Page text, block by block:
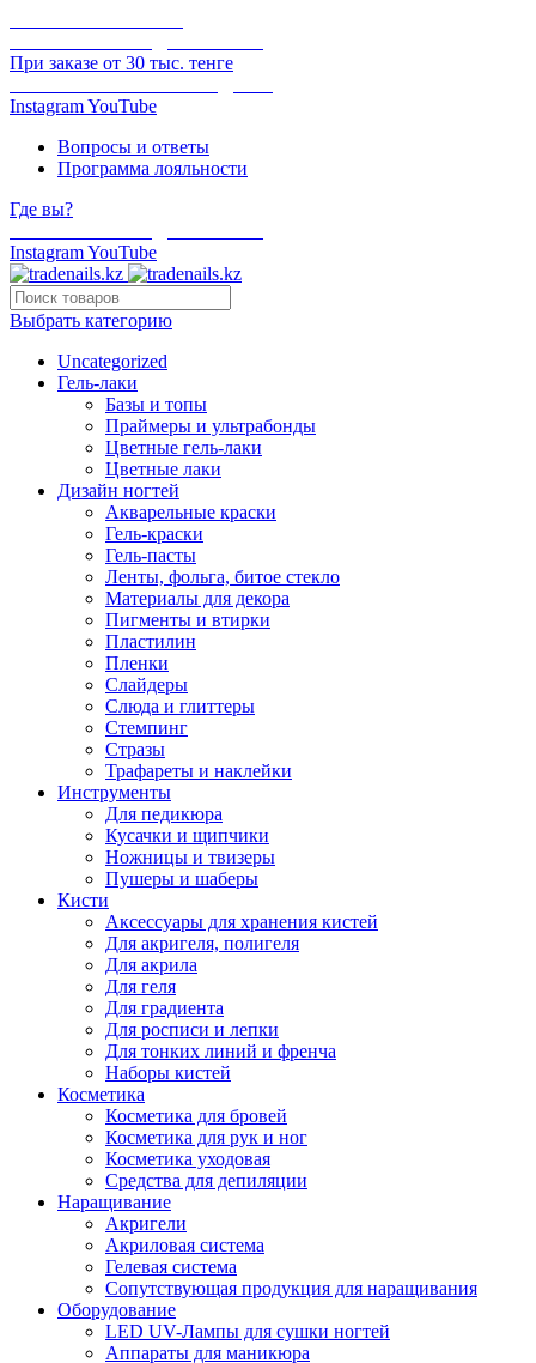
При заказе от 30 тыс. тенге
InstagramYouTube
Вопросы и ответы
Программа лояльности
Где вы?
InstagramYouTube
Выбрать категорию
Uncategorized
Гель-лаки
Базы и топы
Праймеры и ультрабонды
Цветные гель-лаки
Цветные лаки
Дизайн ногтей
Акварельные краски
Гель-краски
Гель-пасты
Ленты, фольга, битое стекло
Материалы для декора
Пигменты и втирки
Пластилин
Пленки
Слайдеры
Слюда и глиттеры
Стемпинг
Стразы
Трафареты и наклейки
Инструменты
Для педикюра
Кусачки и щипчики
Ножницы и твизеры
Пушеры и шаберы
Кисти
Аксессуары для хранения кистей
Для акригеля, полигеля
Для акрила
Для геля
Для градиента
Для росписи и лепки
Для тонких линий и френча
Наборы кистей
Косметика
Косметика для бровей
Косметика для рук и ног
Косметика уходовая
Средства для депиляции
Наращивание
Акригели
Акриловая система
Гелевая система
Сопутствующая продукция для наращивания
Оборудование
LED UV-Лампы для сушки ногтей
Аппараты для маникюра